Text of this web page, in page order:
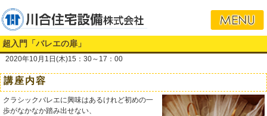
超入門「バレエの扉」
2020年10月1日(木)15：30～17：00
講座内容
クラシックバレエに興味はあるけれど初めの一
歩がなかなか踏み出せない、